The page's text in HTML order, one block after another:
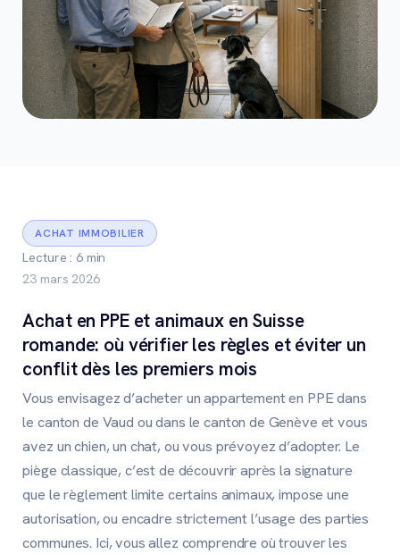
ACHAT IMMOBILIER
Lecture : 6 min
23 mars 2026
Achat en PPE et animaux en Suisse
romande: où vérifier les règles et éviter un
conflit dès les premiers mois
Vous envisagez d’acheter un appartement en PPE dans
le canton de Vaud ou dans le canton de Genève et vous
avez un chien, un chat, ou vous prévoyez d’adopter. Le
piège classique, c’est de découvrir après la signature
que le règlement limite certains animaux, impose une
autorisation, ou encadre strictement l’usage des parties
communes. Ici, vous allez comprendre où trouver les